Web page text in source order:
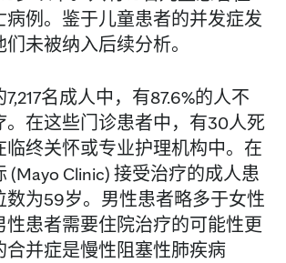
病例。鉴于儿童患者的并发症发
未被纳入后续分析。
名成人中，有87.6%的人不
。在这些门诊患者中，有30人死
临终关怀或专业护理机构中。在
(Mayo Clinic) 接受治疗的成人患
数为59岁。男性患者略多于女性
性患者需要住院治疗的可能性更
合并症是慢性阻塞性肺疾病